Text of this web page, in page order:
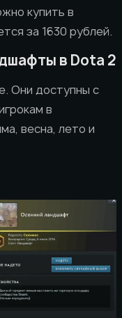
купить в
за 1630 рублей.
в Dota 2
Они доступны с
в
весна, лето и